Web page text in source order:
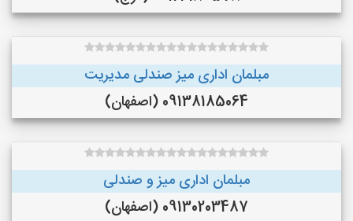
مبلمان اداری میز صندلی مدیریت
09138185064 (اصفهان)
مبلمان اداری میز و صندلی
09130203487 (اصفهان)